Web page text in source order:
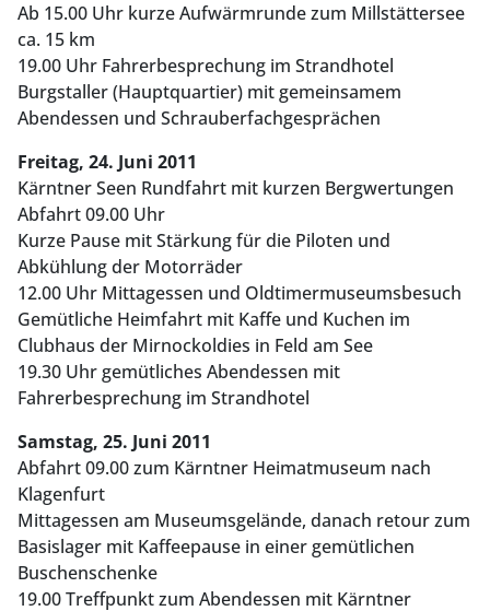
Ab 15.00 Uhr kurze Aufwärmrunde zum Millstättersee
ca. 15 km
19.00 Uhr Fahrerbesprechung im Strandhotel
Burgstaller (Hauptquartier) mit gemeinsamem
Abendessen und Schrauberfachgesprächen
Freitag, 24. Juni 2011
Kärntner Seen Rundfahrt mit kurzen Bergwertungen
Abfahrt 09.00 Uhr
Kurze Pause mit Stärkung für die Piloten und
Abkühlung der Motorräder
12.00 Uhr Mittagessen und Oldtimermuseumsbesuch
Gemütliche Heimfahrt mit Kaffe und Kuchen im
Clubhaus der Mirnockoldies in Feld am See
19.30 Uhr gemütliches Abendessen mit
Fahrerbesprechung im Strandhotel
Samstag, 25. Juni 2011
Abfahrt 09.00 zum Kärntner Heimatmuseum nach
Klagenfurt
Mittagessen am Museumsgelände, danach retour zum
Basislager mit Kaffeepause in einer gemütlichen
Buschenschenke
19.00 Treffpunkt zum Abendessen mit Kärntner